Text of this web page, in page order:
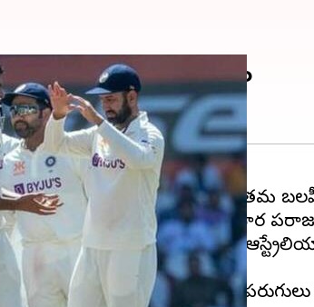
టీమిండియా ఘన విజయం
స్పిన్ ఆడటంతో మరోసారి తమ
132 పరుగుల తేడాతో
తొలి ఇన్నింగ్స్ ఆడిన ఇండియా 400